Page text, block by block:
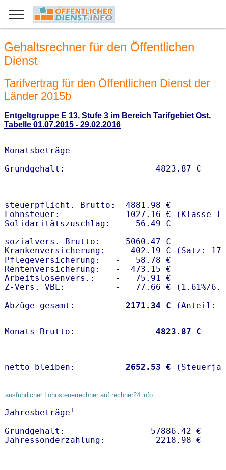
Gehaltsrechner für den Öffentlichen
Dienst
Tarifvertrag für den Öffentlichen Dienst der
Länder 2015b
Entgeltgruppe E 13, Stufe 3 im Bereich Tarifgebiet Ost,
Tabelle 01.07.2015 - 29.02.2016
Monatsbeträge
steuerpflicht. Brutto:  4881.98 €
Lohnsteuer:           - 1027.16 € (Klasse I)
Solidaritätszuschlag: -   56.49 €
sozialvers. Brutto:     5060.47 €
Krankenversicherung:  -  402.19 € (Satz:
Pflegeversicherung:   -   58.78 €
Rentenversicherung:   -  473.15 €
Arbeitslosenvers.:    -   75.91 €
Z-Vers. VBL:          -   77.66 € ( 1.61%/
Abzüge gesamt:        -
2171.34 €
Monats-Brutto: 4823.87 €
netto bleiben: 2652.53 €
ausführlicher Lohnsteuerrechner auf rechner24.info
Jahresbeträge1
Grundgehalt:                 57886.42 €